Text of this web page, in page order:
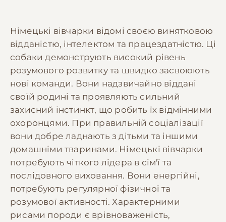
Німецькі вівчарки відомі своєю винятковою
відданістю, інтелектом та працездатністю. Ці
собаки демонструють високий рівень
розумового розвитку та швидко засвоюють
нові команди. Вони надзвичайно віддані
своїй родині та проявляють сильний
захисний інстинкт, що робить їх відмінними
охоронцями. При правильній соціалізації
вони добре ладнають з дітьми та іншими
домашніми тваринами. Німецькі вівчарки
потребують чіткого лідера в сім'ї та
послідовного виховання. Вони енергійні,
потребують регулярної фізичної та
розумової активності. Характерними
рисами породи є врівноваженість,